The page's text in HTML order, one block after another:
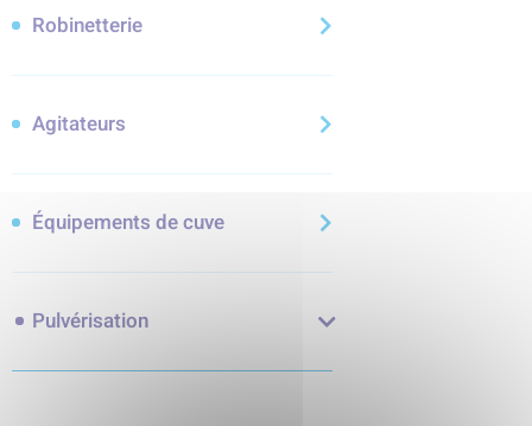
Robinetterie
Agitateurs
Équipements de cuve
Pulvérisation